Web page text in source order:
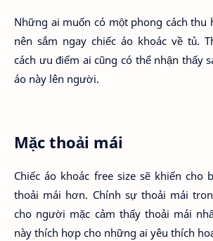
Những ai muốn có một phong cách thu
nên sắm ngay chiếc áo khoác về tủ.
cách ưu điểm ai cũng có thể nhận thấy
áo này lên người.
Mặc thoải mái
Chiếc áo khoác free size sẽ khiến cho
thoải mái hơn. Chính sự thoải mái
cho người mặc cảm thấy thoải mái
này thích hợp cho những ai yêu thích